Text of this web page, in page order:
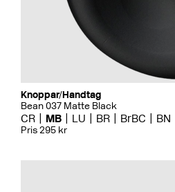
Knoppar/Handtag
Bean 037 Matte Black
CR MB LU BR BrBC BN
Pris 295 kr